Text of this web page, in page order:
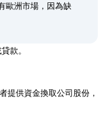
歐洲市場，因為缺
款。
提供資金換取公司股份，